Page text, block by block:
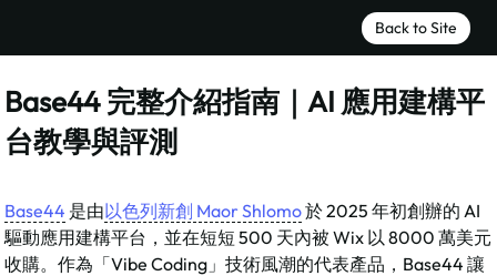
Back to Site
Base44 完整介紹指南｜AI 應用建構平
台教學與評測
Base44 是由以色列新創 Maor Shlomo 於 2025 年初創辦的 AI
驅動應用建構平台，並在短短 500 天內被 Wix 以 8000 萬美元
收購。作為「Vibe Coding」技術風潮的代表產品，Base44 讓